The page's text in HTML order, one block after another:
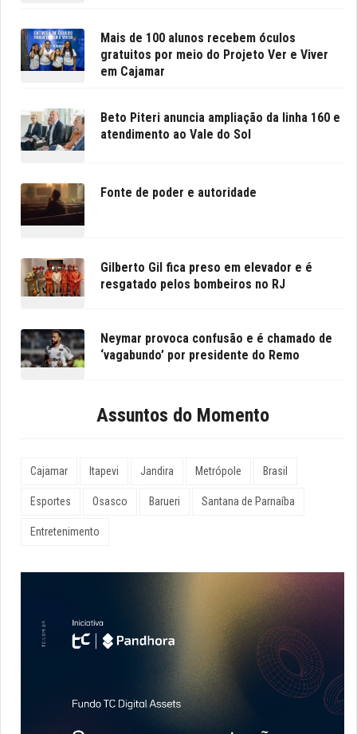
Mais de 100 alunos recebem óculos
gratuitos por meio do Projeto Ver e Viver
em Cajamar
Beto Piteri anuncia ampliação da linha 160 e
atendimento ao Vale do Sol
Fonte de poder e autoridade
Gilberto Gil fica preso em elevador e é
resgatado pelos bombeiros no RJ
Neymar provoca confusão e é chamado de
‘vagabundo’ por presidente do Remo
Assuntos do Momento
Cajamar Itapevi Jandira Metrópole Brasil
Esportes Osasco Barueri Santana de Parnaíba
Entretenimento